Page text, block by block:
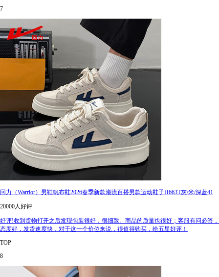
7
回力（Warrior）男鞋帆布鞋2026春季新款潮流百搭男款运动鞋子H663T灰/米/深蓝41
20000人好评
好评!收到货物打开之后发现包装很好，很细致。商品的质量也很好；客服有问必答，
态度好，发货速度快，对于这一个价位来说，很值得购买，给五星好评！
TOP
8